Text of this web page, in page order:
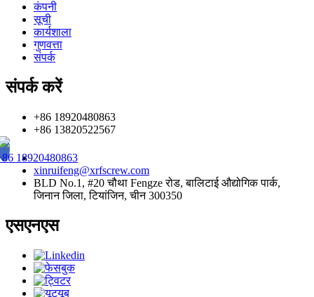
कंपनी
सूची
कार्यशाला
गुणवत्ता
संपर्क
संपर्क करें
+86 18920480863
+86 13820522567
18920480863
xinruifeng@xrfscrew.com
BLD No.1, #20 चौथा Fengze रोड, बालिटाई औद्योगिक पार्क,
जिनान जिला, टियांजिन, चीन 300350
एसएनएस